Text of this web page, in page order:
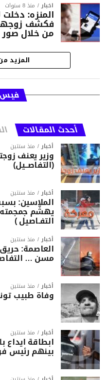
أخبار منذ 8 سنوات
المنزه: دخلت
فكشف
من خلال
المزيد
أحدث المقالات
أخبار منذ سنتين
وزير يعنف
(التفاصــيل)
أخبار منذ سنتين
الملاسين:
يهشّم
التفـاصيل )
أخبار منذ سنتين
العاصمة:
مسن …
أخبار منذ سنتين
وفاة طبيب
أخبار منذ سنتين
بينهم رئيس